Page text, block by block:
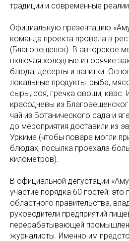
традиции и современные реалии.
Официальную презентацию
команда проекта провела в
(Благовещенск). В авторское
включая холодные и горячие
блюда, десерты и напитки.
локальные продукты: рыба,
сыры, соя, гречка овощи, квас.
красодневы из
чай из Ботанического сада и
до мероприятия доставили из
Уркима (чтобы повара могли
блюдах, посылка проехала
километров).
В официальной дегустации
участие порядка 60 гостей: это
областного правительства,
руководители предприятий
перерабатывающей
журналисты. Именно им